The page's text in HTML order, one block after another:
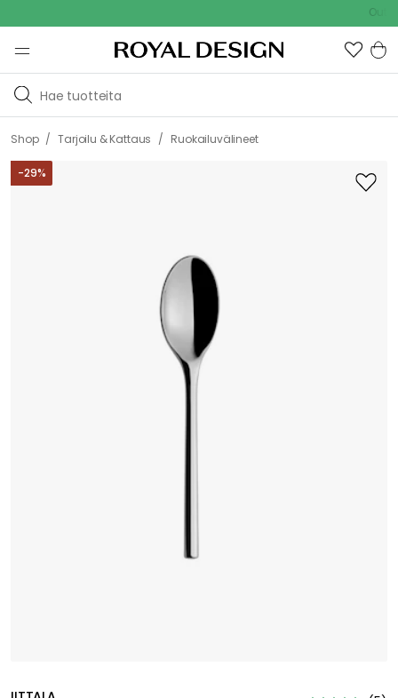
Outdoor
Shop / Tarjoilu & Kattaus / Ruokailuvälineet
-29%